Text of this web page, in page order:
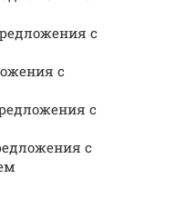
с
с
с
с